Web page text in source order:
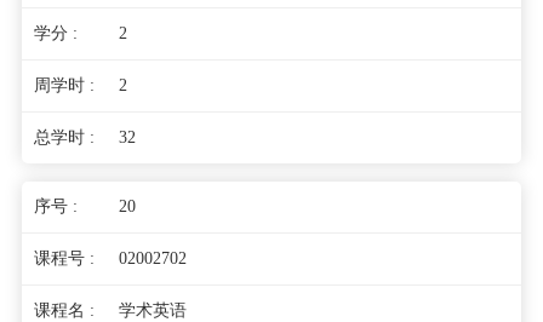
2
2
32
20
02002702
学术英语